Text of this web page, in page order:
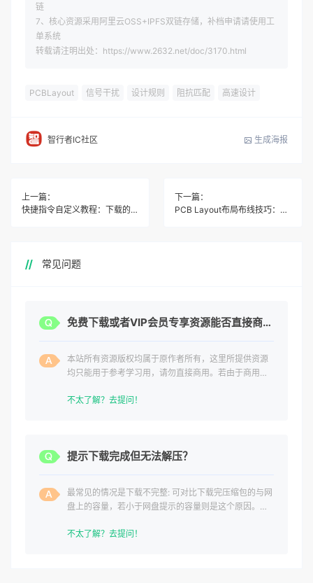
链
7、核心资源采用阿里云OSS+IPFS双链存储，补档申请请使用工
单系统
转载请注明出处：https://www.2632.net/doc/3170.html
PCBLayout 信号干扰 设计规则 阻抗匹配 高速设计
智行者IC社区 生成海报
上一篇：
快捷指令自定义教程：下载的指令用不了？教你修改和制作自己的快捷指令
下一篇：
PCB Layout布局布线技巧：信号干扰、电源地线处理方法
常见问题
免费下载或者VIP会员专享资源能否直接商用？
本站所有资源版权均属于原作者所有，这里所提供资源
均只能用于参考学习用，请勿直接商用。若由于商用引
不太了解？去提问！
提示下载完成但无法解压？
最常见的情况是下载不完整: 可对比下载完压缩包的与网
盘上的容量，若小于网盘提示的容量则是这个原因。这
不太了解？去提问！